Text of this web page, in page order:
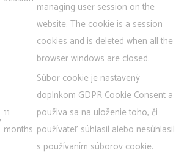
managing user session on the
website. The cookie is a session
cookies and is deleted when all the
browser windows are closed.
11
months
Súbor cookie je nastavený
doplnkom GDPR Cookie Consent a
používa sa na uloženie toho, či
používateľ súhlasil alebo nesúhlasil
s používaním súborov cookie.